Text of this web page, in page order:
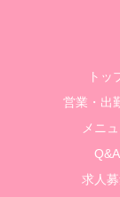
トッ
営業・出
メニ
Q&A
求人